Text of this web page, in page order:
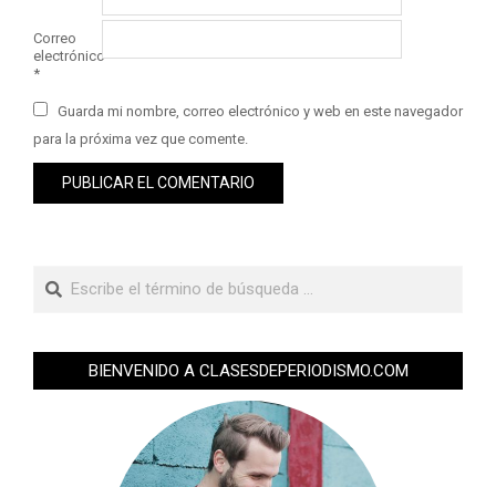
Correo
electrónico
*
Guarda mi nombre, correo electrónico y web en este navegador
para la próxima vez que comente.
BIENVENIDO A CLASESDEPERIODISMO.COM